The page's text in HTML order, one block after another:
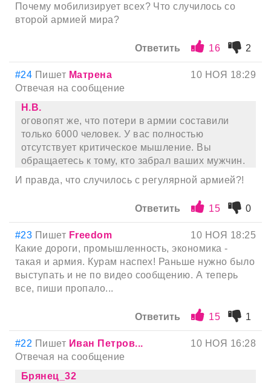
Почему мобилизирует всех? Что случилось со
второй армией мира?
Ответить 16 2
#24 Пишет Матрена
10 НОЯ 18:29
Отвечая на сообщение
Н.В.
оговопят же, что потери в армии составили
только 6000 человек. У вас полностью
отсутствует критическое мышление. Вы
обращаетесь к тому, кто забрал ваших мужчин.
И правда, что случилось с регулярной армией?!
Ответить 15 0
#23 Пишет Freedom
10 НОЯ 18:25
Какие дороги, промышленность, экономика -
такая и армия. Курам наспех! Раньше нужно было
выступать и не по видео сообщению. А теперь
все, пиши пропало...
Ответить 15 1
#22 Пишет Иван Петров...
10 НОЯ 16:28
Отвечая на сообщение
Брянец_32